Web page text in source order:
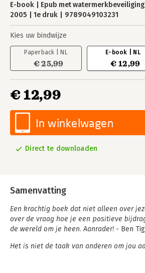
E-book Epub met watermerkbeveiliging
2005
1e druk 9789049103231
Kies uw bindwijze
Paperback | NL
€ 25,99
E-book | NL
€ 12,99
€ 12,99
In winkelwagen
Direct te downloaden
Samenvatting
Een krachtig boek dat niet alleen over
over de vraag hoe je een positieve
de wereld om je heen. Aanrader! - Ben
Het is niet de taak van anderen om jou